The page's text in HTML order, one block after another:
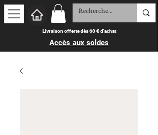
Livraison offerte dès 60 € d'achat
Accès aux soldes